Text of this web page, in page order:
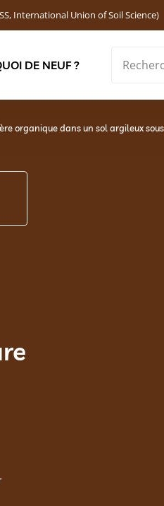
International Union of Soil Science)
DE NEUF ?
organique dans un sol argileux